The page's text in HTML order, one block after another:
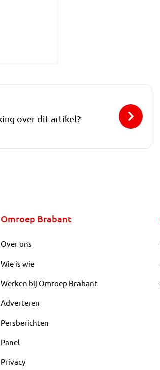
over dit artikel?
Omroep Brabant
Over ons
Wie is wie
Werken bij Omroep Brabant
Adverteren
Persberichten
Panel
Privacy